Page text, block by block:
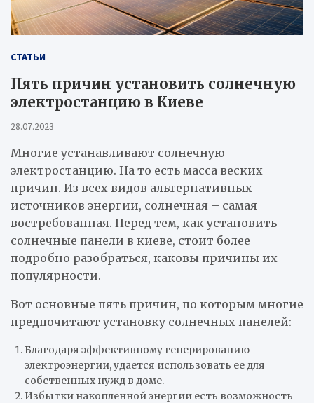
СТАТЬИ
Пять причин установить солнечную
электростанцию в Киеве
28.07.2023
Многие устанавливают солнечную
электростанцию. На то есть масса веских
причин. Из всех видов альтернативных
источников энергии, солнечная – самая
востребованная. Перед тем, как установить
солнечные панели в киеве, стоит более
подробно разобраться, каковы причины их
популярности.
Вот основные пять причин, по которым многие
предпочитают установку солнечных панелей:
Благодаря эффективному генерированию
электроэнергии, удается использовать ее для
собственных нужд в доме.
Избытки накопленной энергии есть возможность